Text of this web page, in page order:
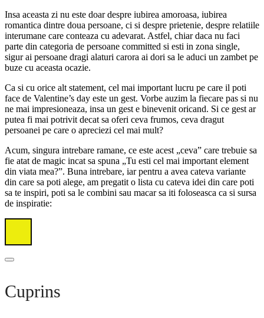
Insa aceasta zi nu este doar despre iubirea amoroasa, iubirea
romantica dintre doua persoane, ci si despre prietenie, despre relatiile
interumane care conteaza cu adevarat. Astfel, chiar daca nu faci
parte din categoria de persoane committed si esti in zona single,
sigur ai persoane dragi alaturi carora ai dori sa le aduci un zambet pe
buze cu aceasta ocazie.
Ca si cu orice alt statement, cel mai important lucru pe care il poti
face de Valentine’s day este un gest. Vorbe auzim la fiecare pas si nu
ne mai impresioneaza, insa un gest e binevenit oricand. Si ce gest ar
putea fi mai potrivit decat sa oferi ceva frumos, ceva dragut
persoanei pe care o apreciezi cel mai mult?
Acum, singura intrebare ramane, ce este acest „ceva” care trebuie sa
fie atat de magic incat sa spuna „Tu esti cel mai important element
din viata mea?”. Buna intrebare, iar pentru a avea cateva variante
din care sa poti alege, am pregatit o lista cu cateva idei din care poti
sa te inspiri, poti sa le combini sau macar sa iti foloseasca ca si sursa
de inspiratie:
Cuprins